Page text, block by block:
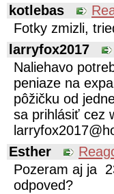
kotlebas
Fotky zmizli,
larryfox2017
Naliehavo
peniaze na
pôžičku od
sa prihlásiť cez
Esther
Pozeram aj ja
odpoved?